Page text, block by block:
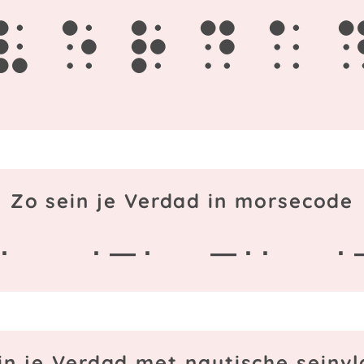
e r d a
Zo sein je Verdad in morsecode
· · — · — · · ·